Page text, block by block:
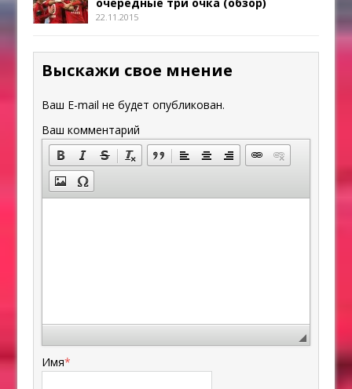
22.11.2015
Выскажи свое мнение
Ваш E-mail не будет опубликован.
Ваш комментарий
Имя*